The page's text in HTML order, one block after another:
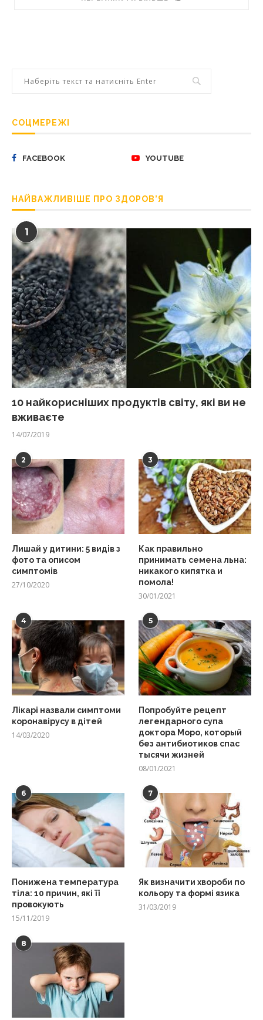
СОЦМЕРЕЖІ
FACEBOOK YOUTUBE
НАЙВАЖЛИВІШЕ ПРО ЗДОРОВ’Я
1
10 найкорисніших продуктів світу, які ви не
вживаєте
14/07/2019
2
Лишай у дитини: 5 видів з
фото та описом
симптомів
27/10/2020
3
Как правильно
принимать семена льна:
никакого кипятка и
помола!
30/01/2021
4
Лікарі назвали симптоми
коронавірусу в дітей
14/03/2020
5
Попробуйте рецепт
легендарного супа
доктора Моро, который
без антибиотиков спас
тысячи жизней
08/01/2021
6
Понижена температура
тіла: 10 причин, які її
провокують
15/11/2019
7
Як визначити хвороби по
кольору та формі язика
31/03/2019
8